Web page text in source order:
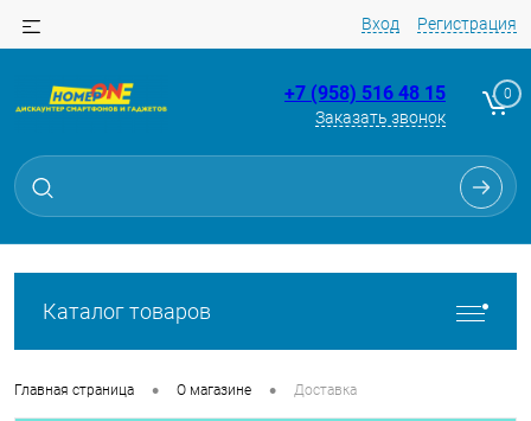
Вход Регистрация
+7 (958) 516 48 15
Заказать звонок
0
Каталог товаров
Главная страница • О магазине • Доставка